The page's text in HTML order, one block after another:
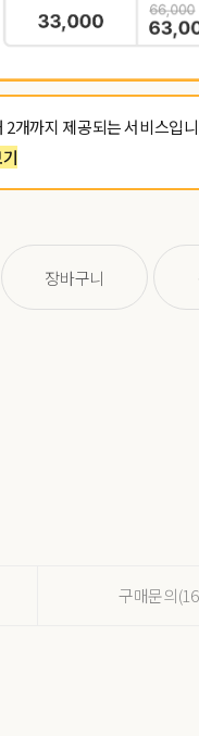
2개까지 제공되는 서비스입
장바구니
구매문의